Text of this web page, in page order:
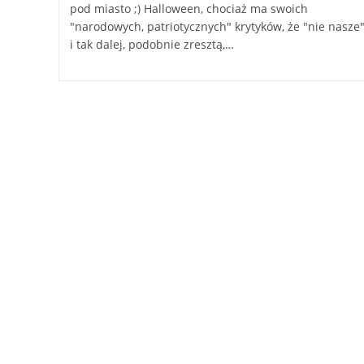
pod miasto ;) Halloween, chociaż ma swoich
"narodowych, patriotycznych" krytyków, że "nie nasze"
i tak dalej, podobnie zresztą,…